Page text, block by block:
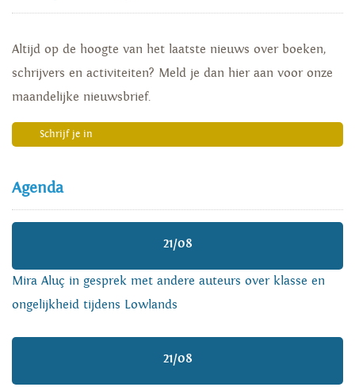
Altijd op de hoogte van het laatste nieuws over boeken,
schrijvers en activiteiten? Meld je dan hier aan voor onze
maandelijke nieuwsbrief.
Schrijf je in
Agenda
21/08
Mira Aluç in gesprek met andere auteurs over klasse en
ongelijkheid tijdens Lowlands
21/08